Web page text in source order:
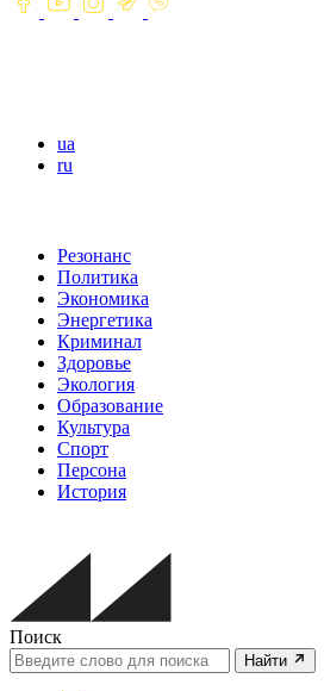
ua
ru
Резонанс
Политика
Экономика
Энергетика
Криминал
Здоровье
Экология
Образование
Культура
Спорт
Персона
История
Поиск
Найти